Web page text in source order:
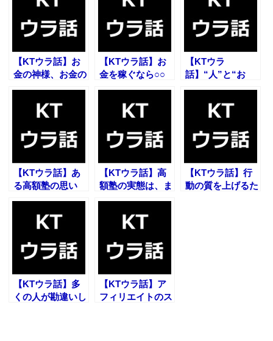
【KTウラ話】お
金の神様、お金の
悪魔
【KTウラ話】お
金を稼ぐなら○○
を大切に
【KTウラ
話】“人”と“お
金”をつなぐもの
【KTウラ話】あ
る高額塾の思い
出・・・
【KTウラ話】高
額塾の実態は、ま
るで・・・
【KTウラ話】行
動の質を上げるた
【KTウラ話】多
くの人が勘違いし
【KTウラ話】ア
フィリエイトのス